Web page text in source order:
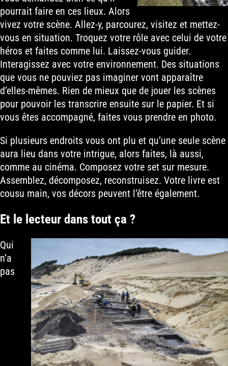
pourrait faire en ces lieux. Alors
vivez votre scène. Allez-y, parcourez, visitez et mettez-
vous en situation. Troquez votre rôle avec celui de votre
héros et faites comme lui. Laissez-vous guider.
Interagissez avec votre environnement. Des situations
que vous ne pouviez pas imaginer vont apparaître
d’elles-mêmes. Rien de mieux que de jouer les scènes
pour pouvoir les transcrire ensuite sur le papier. Et si
vous êtes accompagné, faites vous prendre en photo.
Si plusieurs endroits vous ont plu et qu’une seule scène
aura lieu dans votre intrigue, alors faites, là aussi,
comme au cinéma. Composez votre set sur mesure.
Assemblez, décomposez, reconstruisez. Votre livre est
cousu main, vos décors peuvent l’être également.
Et le lecteur dans tout ça ?
Qui
n’a
pas